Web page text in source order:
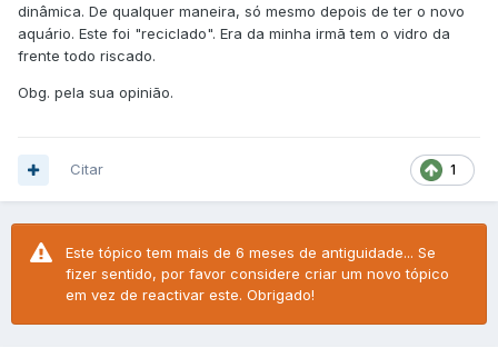
dinâmica. De qualquer maneira, só mesmo depois de ter o novo
aquário. Este foi "reciclado". Era da minha irmã tem o vidro da
frente todo riscado.
Obg. pela sua opinião.
1
Citar
Este tópico tem mais de 6 meses de antiguidade... Se
fizer sentido, por favor considere criar um novo tópico
em vez de reactivar este. Obrigado!